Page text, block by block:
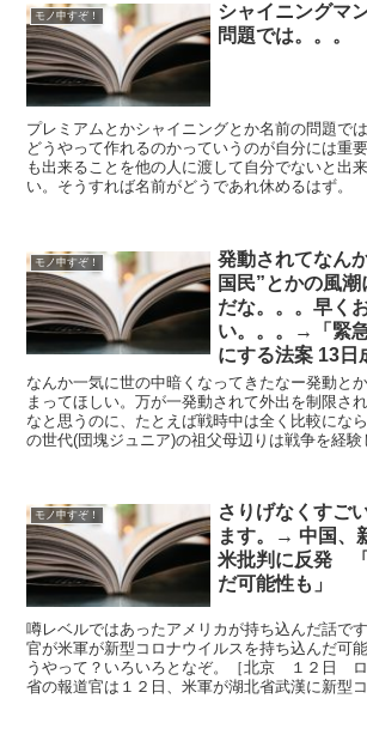
モノ申すぞ！
シャイニングマ
問題では。。。
プレミアムとかシャイニングとか名前の問題で
どうやって作れるのかっていうのが自分には重
も出来ることを他の人に渡して自分でないと出
い。そうすれば名前がどうであれ休めるはず。
モノ申すぞ！
発動されてなん
国民”とかの風
だな。。。早く
い。。。→「緊
にする法案 13日
なんか一気に世の中暗くなってきたなー発動と
まってほしい。万が一発動されて外出を制限さ
なと思うのに、たとえば戦時中は全く比較にな
の世代(団塊ジュニア)の祖父母辺りは戦争を経験
モノ申すぞ！
さりげなくすご
ます。→ 中国、
米批判に反発
だ可能性も」
噂レベルではあったアメリカが持ち込んだ話で
官が米軍が新型コロナウイルスを持ち込んだ可
うやって？いろいろとなぞ。［北京 １２日
省の報道官は１２日、米軍が湖北省武漢に新型